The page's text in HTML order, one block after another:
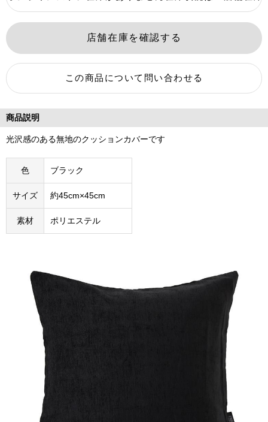
商品説明
光沢感のある無地のクッションカバーです
色 ブラック
サイズ 約45cm×45cm
素材 ポリエステル